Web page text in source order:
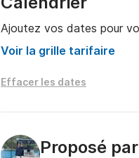
Ajoutez vos dates pour
Voir la grille tarifaire
Effacer les dates
Proposé par